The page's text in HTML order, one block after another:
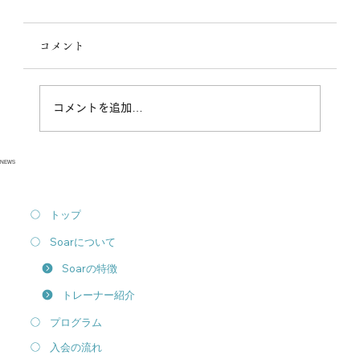
NEWS
月、お越し頂いた皆様ありがとうございました
自分へ、コツコツと積み重ねて行きましょう
(^^)！！...
コメント
コメントを追加…
トップ
Soarについて
Soarの特徴
トレーナー紹介
プログラム
入会の流れ